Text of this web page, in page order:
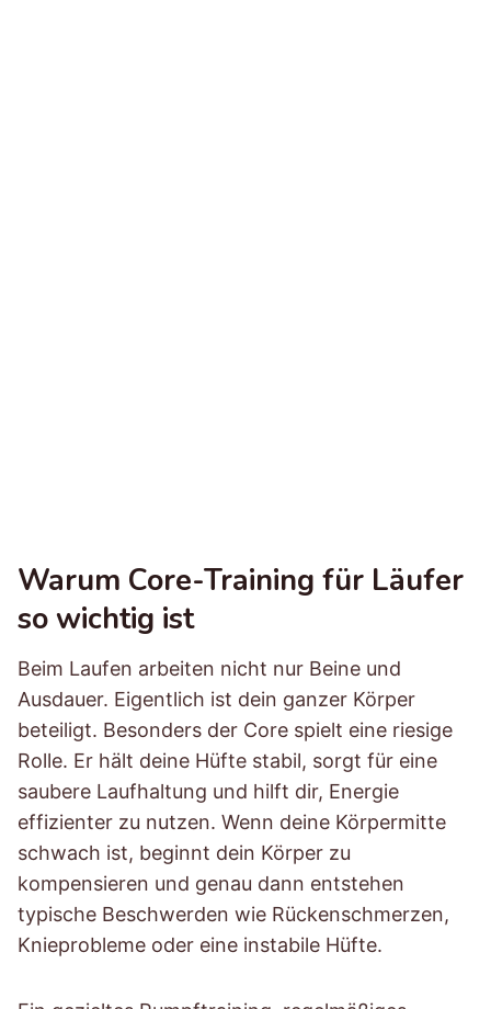
Warum Core-Training für Läufer
so wichtig ist
Beim Laufen arbeiten nicht nur Beine und
Ausdauer. Eigentlich ist dein ganzer Körper
beteiligt. Besonders der Core spielt eine riesige
Rolle. Er hält deine Hüfte stabil, sorgt für eine
saubere Laufhaltung und hilft dir, Energie
effizienter zu nutzen. Wenn deine Körpermitte
schwach ist, beginnt dein Körper zu
kompensieren und genau dann entstehen
typische Beschwerden wie Rückenschmerzen,
Knieprobleme oder eine instabile Hüfte.